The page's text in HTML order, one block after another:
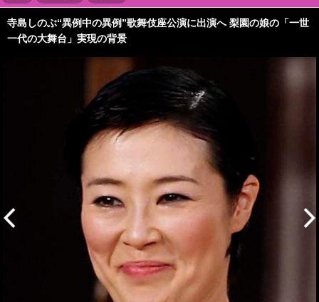
寺島しのぶ“異例中の異例”歌舞伎座公演に出演へ 梨園の娘の「一世
一代の大舞台」実現の背景